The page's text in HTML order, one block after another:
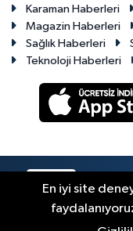
Karaman Haberleri
Magazin Haberleri
Sağlık Haberleri
Teknoloji Haberleri
En iyi site